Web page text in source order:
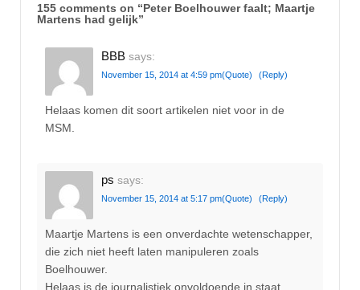
155 comments on “Peter Boelhouwer faalt; Maartje
Martens had gelijk”
BBB says:
November 15, 2014 at 4:59 pm(Quote) (Reply)
Helaas komen dit soort artikelen niet voor in de
MSM.
ps says:
November 15, 2014 at 5:17 pm(Quote) (Reply)
Maartje Martens is een onverdachte wetenschapper,
die zich niet heeft laten manipuleren zoals
Boelhouwer.
Helaas is de journalistiek onvoldoende in staat